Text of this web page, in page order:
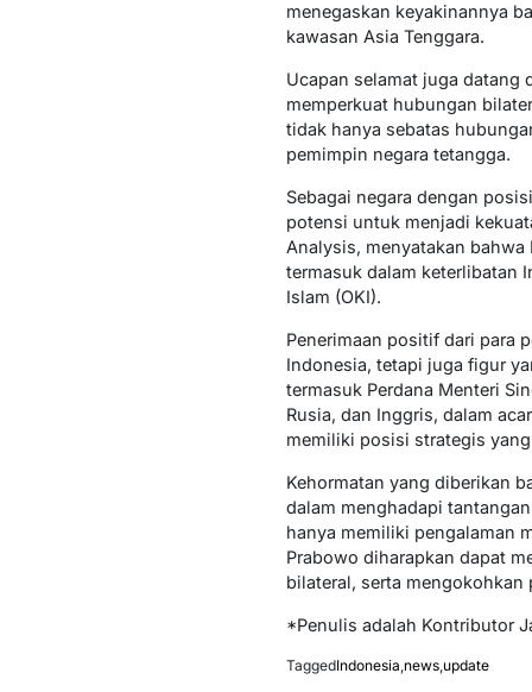
menegaskan keyakinannya
kawasan Asia Tenggara.
Ucapan selamat juga datang
memperkuat hubungan
tidak hanya sebatas
pemimpin negara tetangga.
Sebagai negara dengan
potensi untuk menjadi
Analysis, menyatakan
termasuk dalam keterlibatan
Islam (OKI).
Penerimaan positif dari para
Indonesia, tetapi juga figur
termasuk Perdana Menteri
Rusia, dan Inggris, dalam
memiliki posisi strategis
Kehormatan yang diberikan
dalam menghadapi
hanya memiliki pengalaman
Prabowo diharapkan dapat
bilateral, serta mengokohkan
*Penulis adalah Kontributor
TaggedIndonesia,news,update